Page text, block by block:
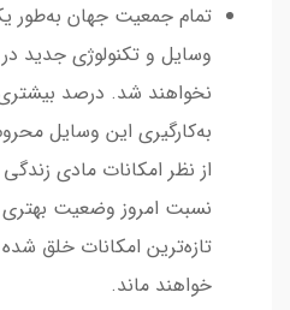
تمام جمعیت جهان به‌طور
وسایل و تکنولوژی جدید در
نخواهند شد. درصد
به‌کارگیری این وسایل
از نظر امکانات مادی
نسبت امروز وضعیت بهتری
تازه‌ترین امکانات خلق
خواهند ماند.